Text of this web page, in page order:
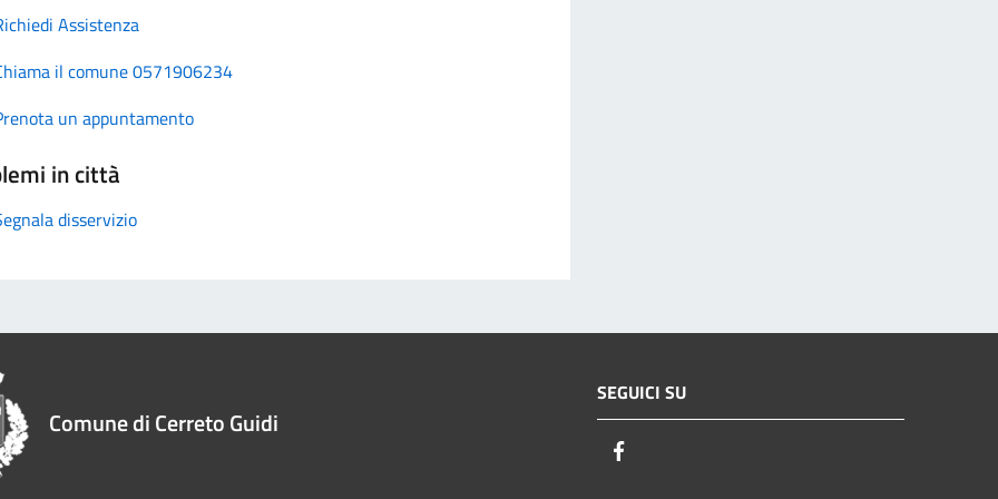
Assistenza
il comune 0571906234
un appuntamento
in città
disservizio
Comune di Cerreto Guidi
SEGUICI SU